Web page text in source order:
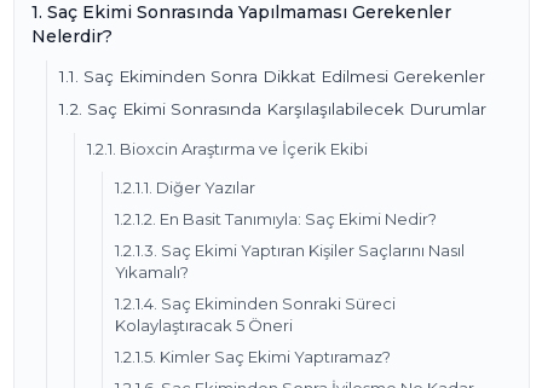
1. Saç Ekimi Sonrasında Yapılmaması Gerekenler
Nelerdir?
1.1. Saç Ekiminden Sonra Dikkat Edilmesi Gerekenler
1.2. Saç Ekimi Sonrasında Karşılaşılabilecek Durumlar
1.2.1. Bioxcin Araştırma ve İçerik Ekibi
1.2.1.1. Diğer Yazılar
1.2.1.2. En Basit Tanımıyla: Saç Ekimi Nedir?
1.2.1.3. Saç Ekimi Yaptıran Kişiler Saçlarını Nasıl
Yıkamalı?
1.2.1.4. Saç Ekiminden Sonraki Süreci
Kolaylaştıracak 5 Öneri
1.2.1.5. Kimler Saç Ekimi Yaptıramaz?